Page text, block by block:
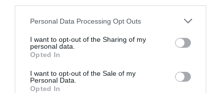
Personal Data Processing Opt Outs
I want to opt-out of the Sharing of my
personal data.
Opted In
I want to opt-out of the Sale of my
Personal Data.
Opted In
a második ütemben kiegészült két 117
négyzetméteres fedett, nyitott térrel. Az
egyiket szabadtéri színpadnak használják, a
másik pedig különféle rendezvények,